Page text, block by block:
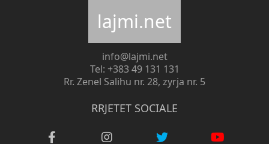
lajmi.net
info@lajmi.net
Tel: +383 49 131 131
Rr. Zenel Salihu nr. 28, zyrja nr. 5
RRJETET SOCIALE